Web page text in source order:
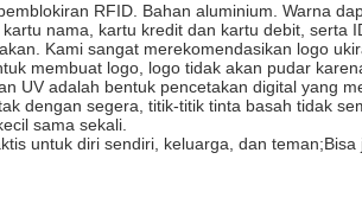
RFID. Bahan aluminium. Warna
nama, kartu kredit dan kartu debit, serta
Kami sangat merekomendasikan logo
membuat logo, logo tidak akan pudar
UV adalah bentuk pencetakan digital yang
dengan segera, titik-titik tinta basah tidak
sama sekali.
untuk diri sendiri, keluarga, dan